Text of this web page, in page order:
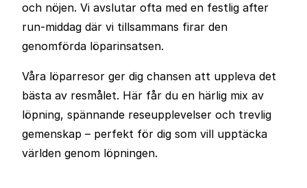
och nöjen. Vi avslutar ofta med en festlig after
run-middag där vi tillsammans firar den
genomförda löparinsatsen.
Våra löparresor ger dig chansen att uppleva det
bästa av resmålet. Här får du en härlig mix av
löpning, spännande reseupplevelser och trevlig
gemenskap – perfekt för dig som vill upptäcka
världen genom löpningen.